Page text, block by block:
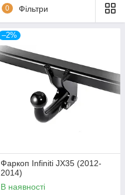
0 Фільтри
–2%
Фаркоп Infiniti JX35 (2012-
2014)
В наявності